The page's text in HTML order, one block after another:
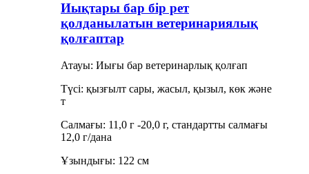
Иықтары бар бір рет
қолданылатын ветеринариялық
қолғаптар
Атауы: Иығы бар ветеринарлық қолғап
Түсі: қызғылт сары, жасыл, қызыл, көк және
т
Салмағы: 11,0 г -20,0 г, стандартты салмағы
12,0 г/дана
Ұзындығы: 122 см